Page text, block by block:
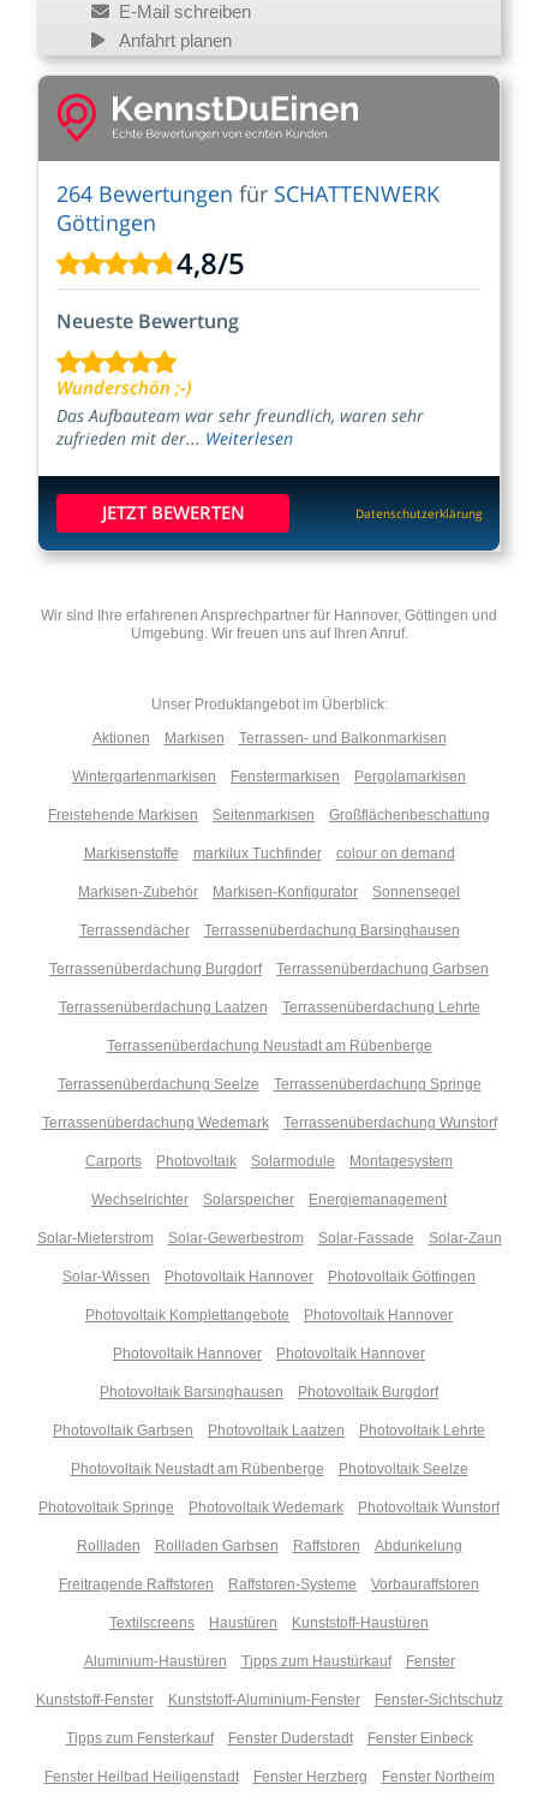
E-Mail schreiben
Anfahrt planen
264 Bewertungen für SCHATTENWERK
Göttingen
4,8/5
Neueste Bewertung
Wunderschön ;-)
Das Aufbauteam war sehr freundlich, waren sehr
zufrieden mit der... Weiterlesen
JETZT BEWERTEN Datenschutzerklärung
Wir sind Ihre erfahrenen Ansprechpartner für Hannover, Göttingen und
Umgebung. Wir freuen uns auf Ihren Anruf.
Unser Produktangebot im Überblick:
Aktionen
Markisen Terrassen- und Balkonmarkisen
Wintergartenmarkisen Fenstermarkisen Pergolamarkisen
Freistehende Markisen Seitenmarkisen Großflächenbeschattung
Markisenstoffe markilux Tuchfinder colour on demand
Markisen-Zubehör Markisen-Konfigurator Sonnensegel
Terrassendächer Terrassenüberdachung Barsinghausen
Terrassenüberdachung Burgdorf Terrassenüberdachung Garbsen
Terrassenüberdachung Laatzen Terrassenüberdachung Lehrte
Terrassenüberdachung Neustadt am Rübenberge
Terrassenüberdachung Seelze Terrassenüberdachung Springe
Terrassenüberdachung Wedemark Terrassenüberdachung Wunstorf
Carports Photovoltaik Solarmodule Montagesystem
Wechselrichter Solarspeicher Energiemanagement
Solar-Mieterstrom Solar-Gewerbestrom Solar-Fassade Solar-Zaun
Solar-Wissen Photovoltaik Hannover Photovoltaik Göttingen
Photovoltaik Komplettangebote Photovoltaik Hannover
Photovoltaik Hannover Photovoltaik Hannover
Photovoltaik Barsinghausen Photovoltaik Burgdorf
Photovoltaik Garbsen Photovoltaik Laatzen Photovoltaik Lehrte
Photovoltaik Neustadt am Rübenberge Photovoltaik Seelze
Photovoltaik Springe Photovoltaik Wedemark Photovoltaik Wunstorf
Rollladen Rollladen Garbsen Raffstoren Abdunkelung
Freitragende Raffstoren Raffstoren-Systeme Vorbauraffstoren
Textilscreens Haustüren Kunststoff-Haustüren
Aluminium-Haustüren Tipps zum Haustürkauf Fenster
Kunststoff-Fenster Kunststoff-Aluminium-Fenster Fenster-Sichtschutz
Tipps zum Fensterkauf Fenster Duderstadt Fenster Einbeck
Fenster Heilbad Heiligenstadt Fenster Herzberg Fenster Northeim